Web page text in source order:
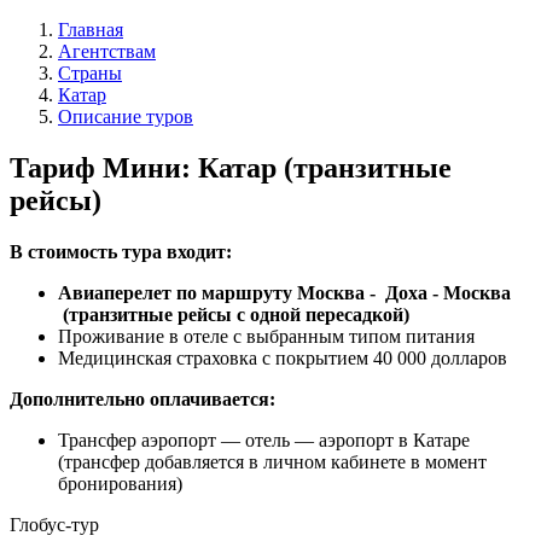
Главная
Агентствам
Страны
Катар
Описание туров
Тариф Мини: Катар (транзитные
рейсы)
В стоимость тура входит:
Авиаперелет по маршруту Москва - Доха - Москва
(транзитные рейсы с одной пересадкой)
Проживание в отеле с выбранным типом питания
Медицинская страховка с покрытием 40 000 долларов
Дополнительно оплачивается:
Трансфер аэропорт — отель — аэропорт в Катаре
(трансфер добавляется в личном кабинете в момент
бронирования)
Глобус-тур